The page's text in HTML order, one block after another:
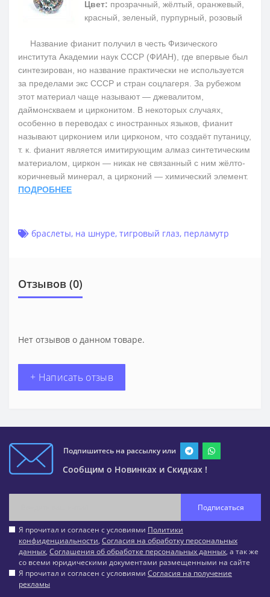
Цвет: прозрачный, жёлтый, оранжевый,
красный, зеленый, пурпурный, розовый
Название фианит получил в честь Физического
института Академии наук СССР (ФИАН), где впервые был
синтезирован, но название практически не используется
за пределами экс СССР и стран соцлагеря. За рубежом
этот материал чаще называют — джевалитом,
даймонскваем и цирконитом. В некоторых случаях,
особенно в переводах с иностранных языков, фианит
называют цирконием или цирконом, что создаёт путаницу,
т. к. фианит является имитирующим алмаз синтетическим
материалом, циркон — никак не связанный с ним жёлто-
коричневый минерал, а цирконий — химический элемент.
ПОДРОБНЕЕ
браслеты, на шнуре, тигровый глаз, перламутр
Отзывов (0)
Нет отзывов о данном товаре.
+ Написать отзыв
Подпишитесь на рассылку или
Сообщим о Новинках и Скидках !
Подписаться
Я прочитал и согласен с условиями Политики
конфиденциальности, Согласия на обработку персональных
данных, Соглашения об обработке персональных данных, а так же
со всеми юридическими документами размещенными на сайте
Я прочитал и согласен с условиями Согласия на получение
рекламы